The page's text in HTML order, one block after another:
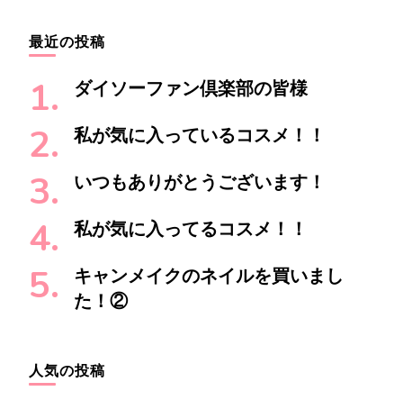
ョ
ン
最近の投稿
ダイソーファン倶楽部の皆様
私が気に入っているコスメ！！
いつもありがとうございます！
私が気に入ってるコスメ！！
キャンメイクのネイルを買いまし
た！②
人気の投稿